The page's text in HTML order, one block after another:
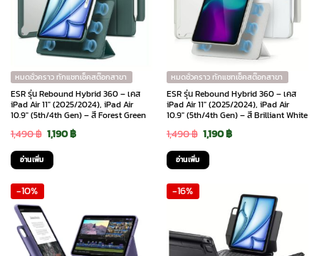
หมดชั่วคราว ทักแชทเช็คสต๊อกสาขา
ESR รุ่น Rebound Hybrid 360 – เคส
iPad Air 11″ (2025/2024), iPad Air
10.9″ (5th/4th Gen) – สี Forest Green
1,490฿ Original
price
was:
1,190฿Current
อ่านเพิ่ม
หมดชั่วคราว ทักแชทเช็คสต๊อกสาขา
ESR รุ่น Rebound Hybrid 360 – เคส
iPad Air 11″ (2025/2024), iPad Air
10.9″ (5th/4th Gen) – สี Brilliant White
1,490฿ Original
price
was:
1,190฿Current
1,190 ฿.
อ่านเพิ่ม
-10% -16%